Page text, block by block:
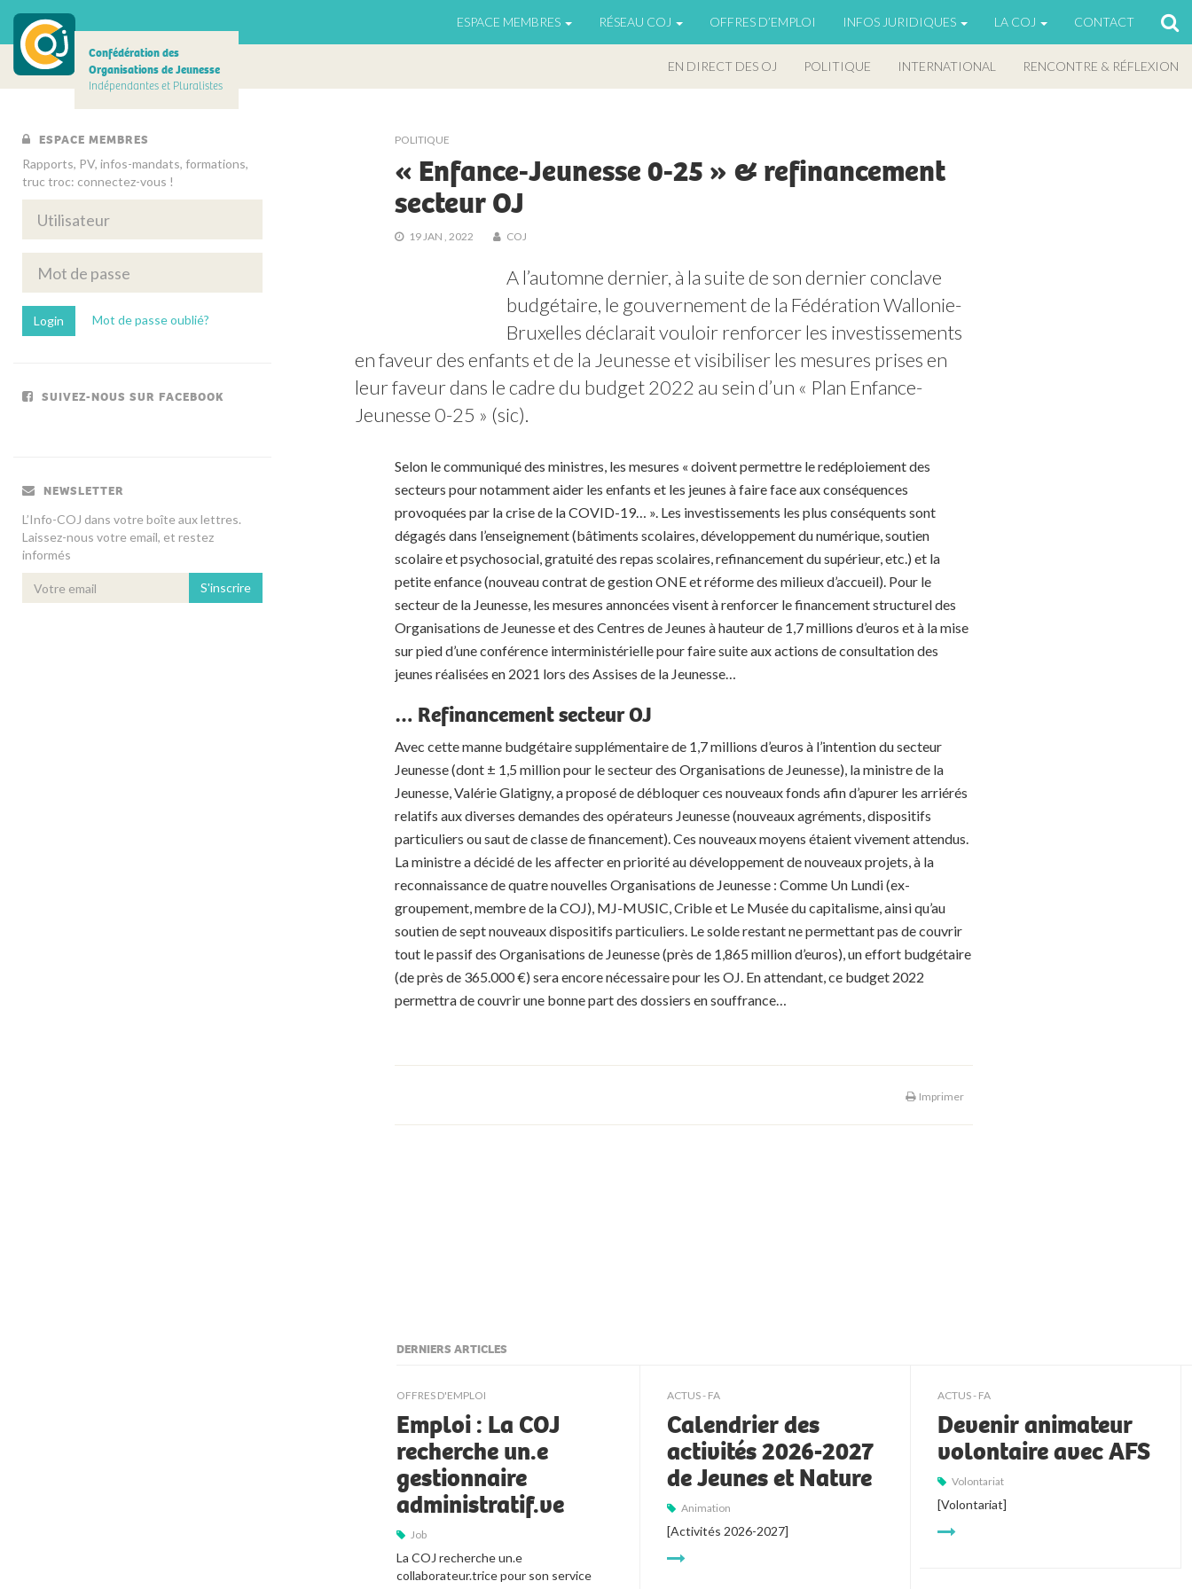
ESPACE MEMBRES RÉSEAU COJ OFFRES D’EMPLOI INFOS JURIDIQUES LA COJ CONTACT
Confédération des
Organisations de Jeunesse
Indépendantes et Pluralistes
EN DIRECT DES OJ POLITIQUE INTERNATIONAL RENCONTRE & RÉFLEXION
POLITIQUE
« Enfance-Jeunesse 0-25 » & refinancement
secteur OJ
19 JAN , 2022 COJ
A l’automne dernier, à la suite de son dernier conclave
budgétaire, le gouvernement de la Fédération Wallonie-
Bruxelles déclarait vouloir renforcer les investissements
en faveur des enfants et de la Jeunesse et visibiliser les mesures prises en
leur faveur dans le cadre du budget 2022 au sein d’un « Plan Enfance-
Jeunesse 0-25 » (sic).
Selon le communiqué des ministres, les mesures « doivent permettre le redéploiement des
secteurs pour notamment aider les enfants et les jeunes à faire face aux conséquences
provoquées par la crise de la COVID-19… ». Les investissements les plus conséquents sont
dégagés dans l’enseignement (bâtiments scolaires, développement du numérique, soutien
scolaire et psychosocial, gratuité des repas scolaires, refinancement du supérieur, etc.) et la
petite enfance (nouveau contrat de gestion ONE et réforme des milieux d’accueil). Pour le
secteur de la Jeunesse, les mesures annoncées visent à renforcer le financement structurel des
Organisations de Jeunesse et des Centres de Jeunes à hauteur de 1,7 millions d’euros et à la mise
sur pied d’une conférence interministérielle pour faire suite aux actions de consultation des
jeunes réalisées en 2021 lors des Assises de la Jeunesse…
… Refinancement secteur OJ
Avec cette manne budgétaire supplémentaire de 1,7 millions d’euros à l’intention du secteur
Jeunesse (dont ± 1,5 million pour le secteur des Organisations de Jeunesse), la ministre de la
Jeunesse, Valérie Glatigny, a proposé de débloquer ces nouveaux fonds afin d’apurer les arriérés
relatifs aux diverses demandes des opérateurs Jeunesse (nouveaux agréments, dispositifs
particuliers ou saut de classe de financement). Ces nouveaux moyens étaient vivement attendus.
La ministre a décidé de les affecter en priorité au développement de nouveaux projets, à la
reconnaissance de quatre nouvelles Organisations de Jeunesse : Comme Un Lundi (ex-
groupement, membre de la COJ), MJ-MUSIC, Crible et Le Musée du capitalisme, ainsi qu’au
soutien de sept nouveaux dispositifs particuliers. Le solde restant ne permettant pas de couvrir
tout le passif des Organisations de Jeunesse (près de 1,865 million d’euros), un effort budgétaire
(de près de 365.000 €) sera encore nécessaire pour les OJ. En attendant, ce budget 2022
permettra de couvrir une bonne part des dossiers en souffrance…
Imprimer
ESPACE MEMBRES
Rapports, PV, infos-mandats, formations,
truc troc: connectez-vous !
Mot de passe oublié?
SUIVEZ-NOUS SUR FACEBOOK
NEWSLETTER
L’Info-COJ dans votre boîte aux lettres.
Laissez-nous votre email, et restez
informés
S'inscrire
DERNIERS ARTICLES
OFFRES D'EMPLOI
Emploi : La COJ
recherche un.e
gestionnaire
administratif.ve
Job
La COJ recherche un.e
collaborateur.trice pour son service
ACTUS - FA
Calendrier des
activités 2026-2027
de Jeunes et Nature
Animation
[Activités 2026-2027]
ACTUS - FA
Devenir animateur
volontaire avec AFS
Volontariat
[Volontariat]